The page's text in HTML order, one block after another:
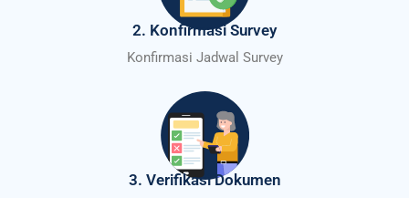
2. Konfirmasi Survey
Konfirmasi Jadwal Survey
3. Verifikasi Dokumen